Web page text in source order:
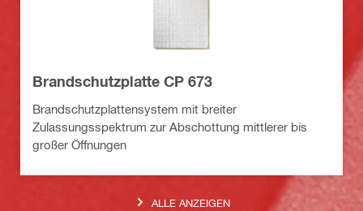
Brandschutzplatte CP 673
Brandschutzplattensystem mit breiter
Zulassungsspektrum zur Abschottung mittlerer bis
großer Öffnungen
ALLE ANZEIGEN